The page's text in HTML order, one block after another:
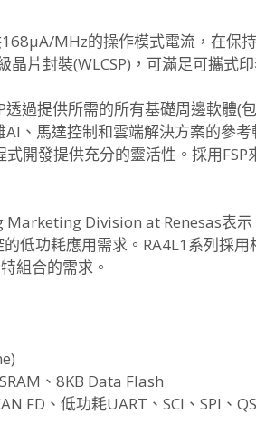
168µA/MHz的操作模式電流，在保
片封裝(WLCSP)， 可滿足可攜式
透過提供所需的所有基礎周邊軟體(
、 馬達控制和雲端解決方案的參
式開發提供充分的靈活性。採用FSP
Division at Renesas表示
低功耗應用需求。 RA4L1系列採用
組合的需求。
、8KB Data Flash
FD、低功耗UART、SCI、SPI、